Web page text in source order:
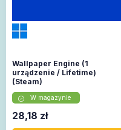
Wallpaper Engine (1
urządzenie / Lifetime)
(Steam)
W magazynie
28,18 zł